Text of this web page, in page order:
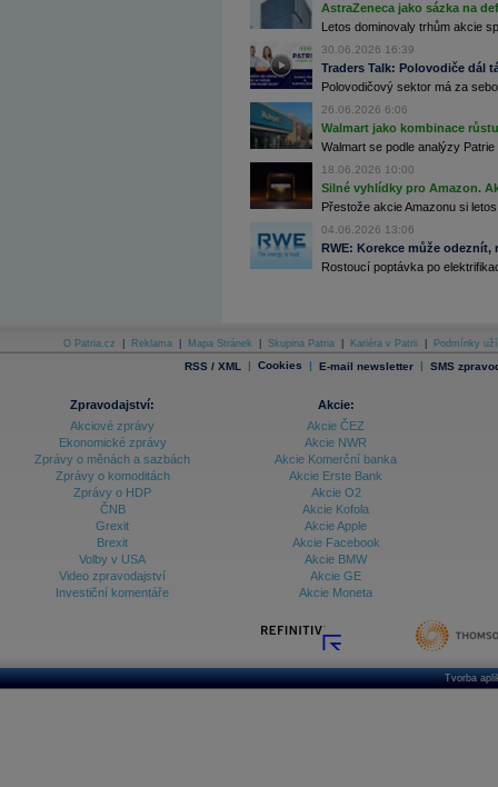
Archiv analýz - Makroukazatele
Cenový kalkulátor
Ceny průmyslových výrobců - Graf (ČR)
Ceny průmyslových výrobců - Kalendář (ČR)
Ceny průmyslových výrobců - Zpravodajství
CORPORATE WEB SOLUTION
Databanka - Ceny
Databanka - Ekonomický růst
AstraZeneca jako sázka na
Letos dominovaly trhům akcie
30.06.2026 16:39
Traders Talk: Polovodiče dál
Polovodičový sektor má za
26.06.2026 6:06
Walmart jako kombinace
Walmart se podle analýzy
18.06.2026 10:00
Silné vyhlídky pro Amazon.
Přestože akcie Amazonu si
04.06.2026 13:06
RWE: Korekce může
Rostoucí poptávka po
O Patria.cz Reklama Mapa Stránek Skupina Patria Kariéra v Patrii Podmínky
RSS / XML | Cookies | E-mail newsletter | SMS
Zpravodajství:
Akciové zprávy
Ekonomické zprávy
Zprávy o měnách a sazbách
Zprávy o komoditách
Zprávy o HDP
ČNB
Grexit
Brexit
Volby v USA
Video zpravodajství
Investiční komentáře
Akcie:
Akcie ČEZ
Akcie NWR
Akcie Komerční banka
Akcie Erste Bank
Akcie O2
Akcie Kofola
Akcie Apple
Akcie Facebook
Akcie BMW
Akcie GE
Akcie Moneta
Tvorba